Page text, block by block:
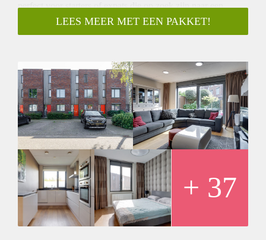
perfect voor starters of expats die op zoek zijn naar een
comfortabele en moderne woning om hun eigen stempel op
te drukken. Met een bouwjaar van 2012 en een energielabel
Ligging:
Ideaal gelegen waar je alle voorzieningen binnen handbereik
hebt. Je vindt hier verschillende winkels, scholen en
sportfaciliteiten. Daarnaast ben je met de auto of het openbaar
vervoer binnen no-time in het bruisende centrum van
Eindhoven. Ook de snelwegen A2 en A67 zijn gemakkelijk
te bereiken.
LEES MEER MET EEN PAKKET!
+ 37